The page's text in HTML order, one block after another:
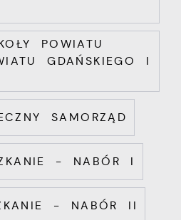
POWIATU
GDAŃSKIEGO I
SAMORZĄD
- NABÓR I
- NABÓR II